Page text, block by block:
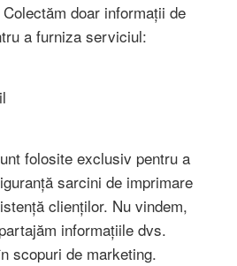
doar informații de
a furniza serviciul:
folosite exclusiv pentru a
sarcini de imprimare
clienților. Nu vindem,
informațiile dvs.
scopuri de marketing.